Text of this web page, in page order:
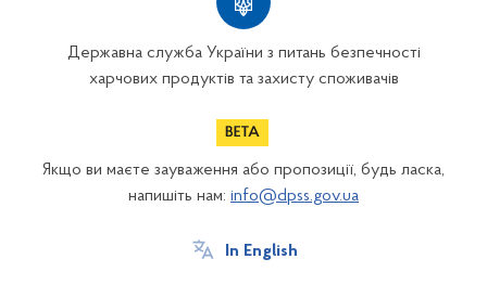
Державна служба України з питань безпечності
харчових продуктів та захисту споживачів
Якщо ви маєте зауваження або пропозиції, будь ласка,
напишіть нам: info@dpss.gov.ua
In English